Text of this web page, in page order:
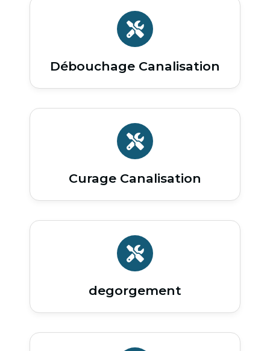
Débouchage Canalisation
Curage Canalisation
degorgement